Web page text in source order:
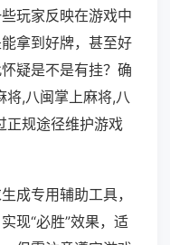
玩家反映在游戏中
拿到好牌，甚至好
疑是不是有挂？确
将,八闽掌上麻将,八
正规途径维护游戏
成专用辅助工具，
现“必胜”效果，适